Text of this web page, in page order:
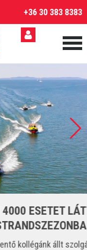
+36 30 383 8383
EL A
és csak a